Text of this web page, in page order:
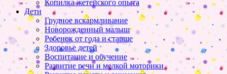
Копилка жетейского опыта
Дети
Грудное вскармливание
Новорожденный малыш
Ребенок от года и старше
Здоровье детей
Воспитание и обучение
Развитие речи и мелкой моторики